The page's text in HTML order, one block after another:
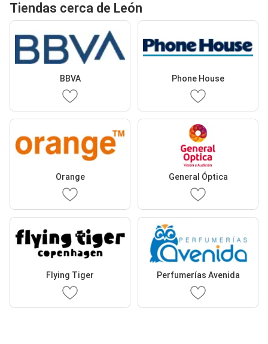
Tiendas cerca de León
BBVA Phone House
Orange General Óptica
Flying Tiger Perfumerías Avenida